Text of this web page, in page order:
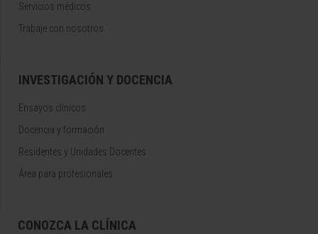
Servicios médicos
Trabaje con nosotros
INVESTIGACIÓN Y DOCENCIA
Ensayos clínicos
Docencia y formación
Residentes y Unidades Docentes
Área para profesionales
CONOZCA LA CLÍNICA